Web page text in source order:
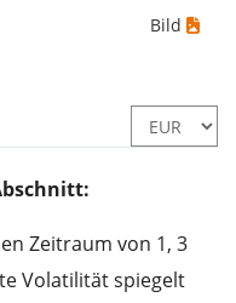
Bild
Zeitraum von 1, 3
Volatilität spiegelt